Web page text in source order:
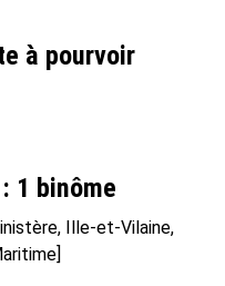
à pourvoir
1 binôme
Ille-et-Vilaine,